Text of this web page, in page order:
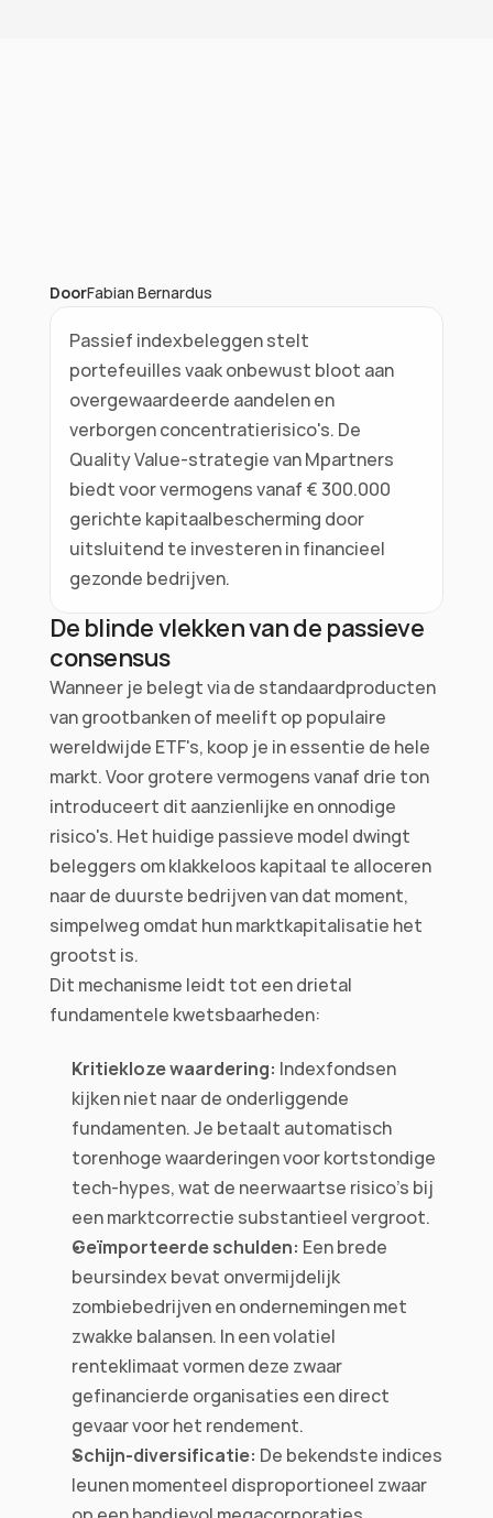
DoorFabian Bernardus
Passief indexbeleggen stelt
portefeuilles vaak onbewust bloot aan
overgewaardeerde aandelen en
verborgen concentratierisico's. De
Quality Value-strategie van Mpartners
biedt voor vermogens vanaf € 300.000
gerichte kapitaalbescherming door
uitsluitend te investeren in financieel
gezonde bedrijven.
De blinde vlekken van de passieve
consensus
Wanneer je belegt via de standaardproducten
van grootbanken of meelift op populaire
wereldwijde ETF's, koop je in essentie de hele
markt. Voor grotere vermogens vanaf drie ton
introduceert dit aanzienlijke en onnodige
risico's. Het huidige passieve model dwingt
beleggers om klakkeloos kapitaal te alloceren
naar de duurste bedrijven van dat moment,
simpelweg omdat hun marktkapitalisatie het
grootst is.
Dit mechanisme leidt tot een drietal
fundamentele kwetsbaarheden:
Kritiekloze waardering: Indexfondsen
kijken niet naar de onderliggende
fundamenten. Je betaalt automatisch
torenhoge waarderingen voor kortstondige
tech-hypes, wat de neerwaartse risico's bij
een marktcorrectie substantieel vergroot.
Geïmporteerde schulden: Een brede
beursindex bevat onvermijdelijk
zombiebedrijven en ondernemingen met
zwakke balansen. In een volatiel
renteklimaat vormen deze zwaar
gefinancierde organisaties een direct
gevaar voor het rendement.
Schijn-diversificatie: De bekendste indices
leunen momenteel disproportioneel zwaar